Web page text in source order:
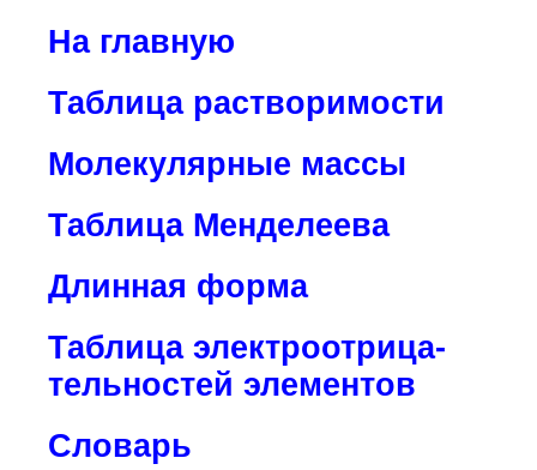
На главную
Таблица растворимости
Молекулярные массы
Таблица Менделеева
Длинная форма
Таблица электроотрица-
тельностей элементов
Словарь